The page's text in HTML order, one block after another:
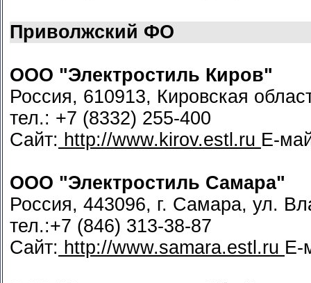
Приволжский ФО
ООО "Электростиль Киров"
Россия, 610913, Кировская
тел.: +7 (8332) 255-400
Сайт: http://www.kirov.estl.ru Е-
ООО "Электростиль Самара"
Россия, 443096, г. Самара, ул.
тел.:+7 (846) 313-38-87
Сайт: http://www.samara.estl.ru Е-